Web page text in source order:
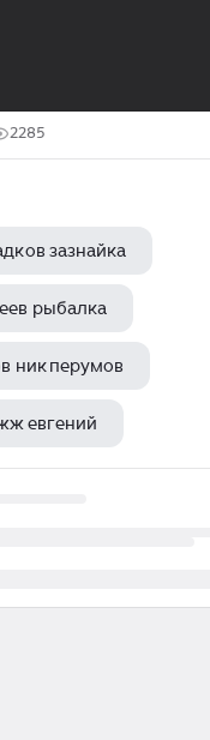
2285
зазнайка
рыбалка
ник перумов
евгений